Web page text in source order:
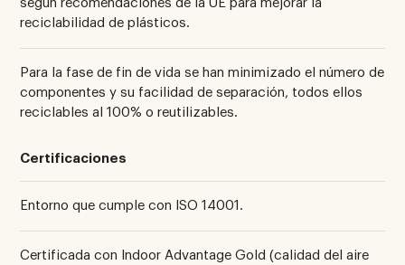
según recomendaciones de la UE para mejorar la
reciclabilidad de plásticos.
Para la fase de fin de vida se han minimizado el número de
componentes y su facilidad de separación, todos ellos
reciclables al 100% o reutilizables.
Certificaciones
Entorno que cumple con ISO 14001.
Certificada con Indoor Advantage Gold (calidad del aire